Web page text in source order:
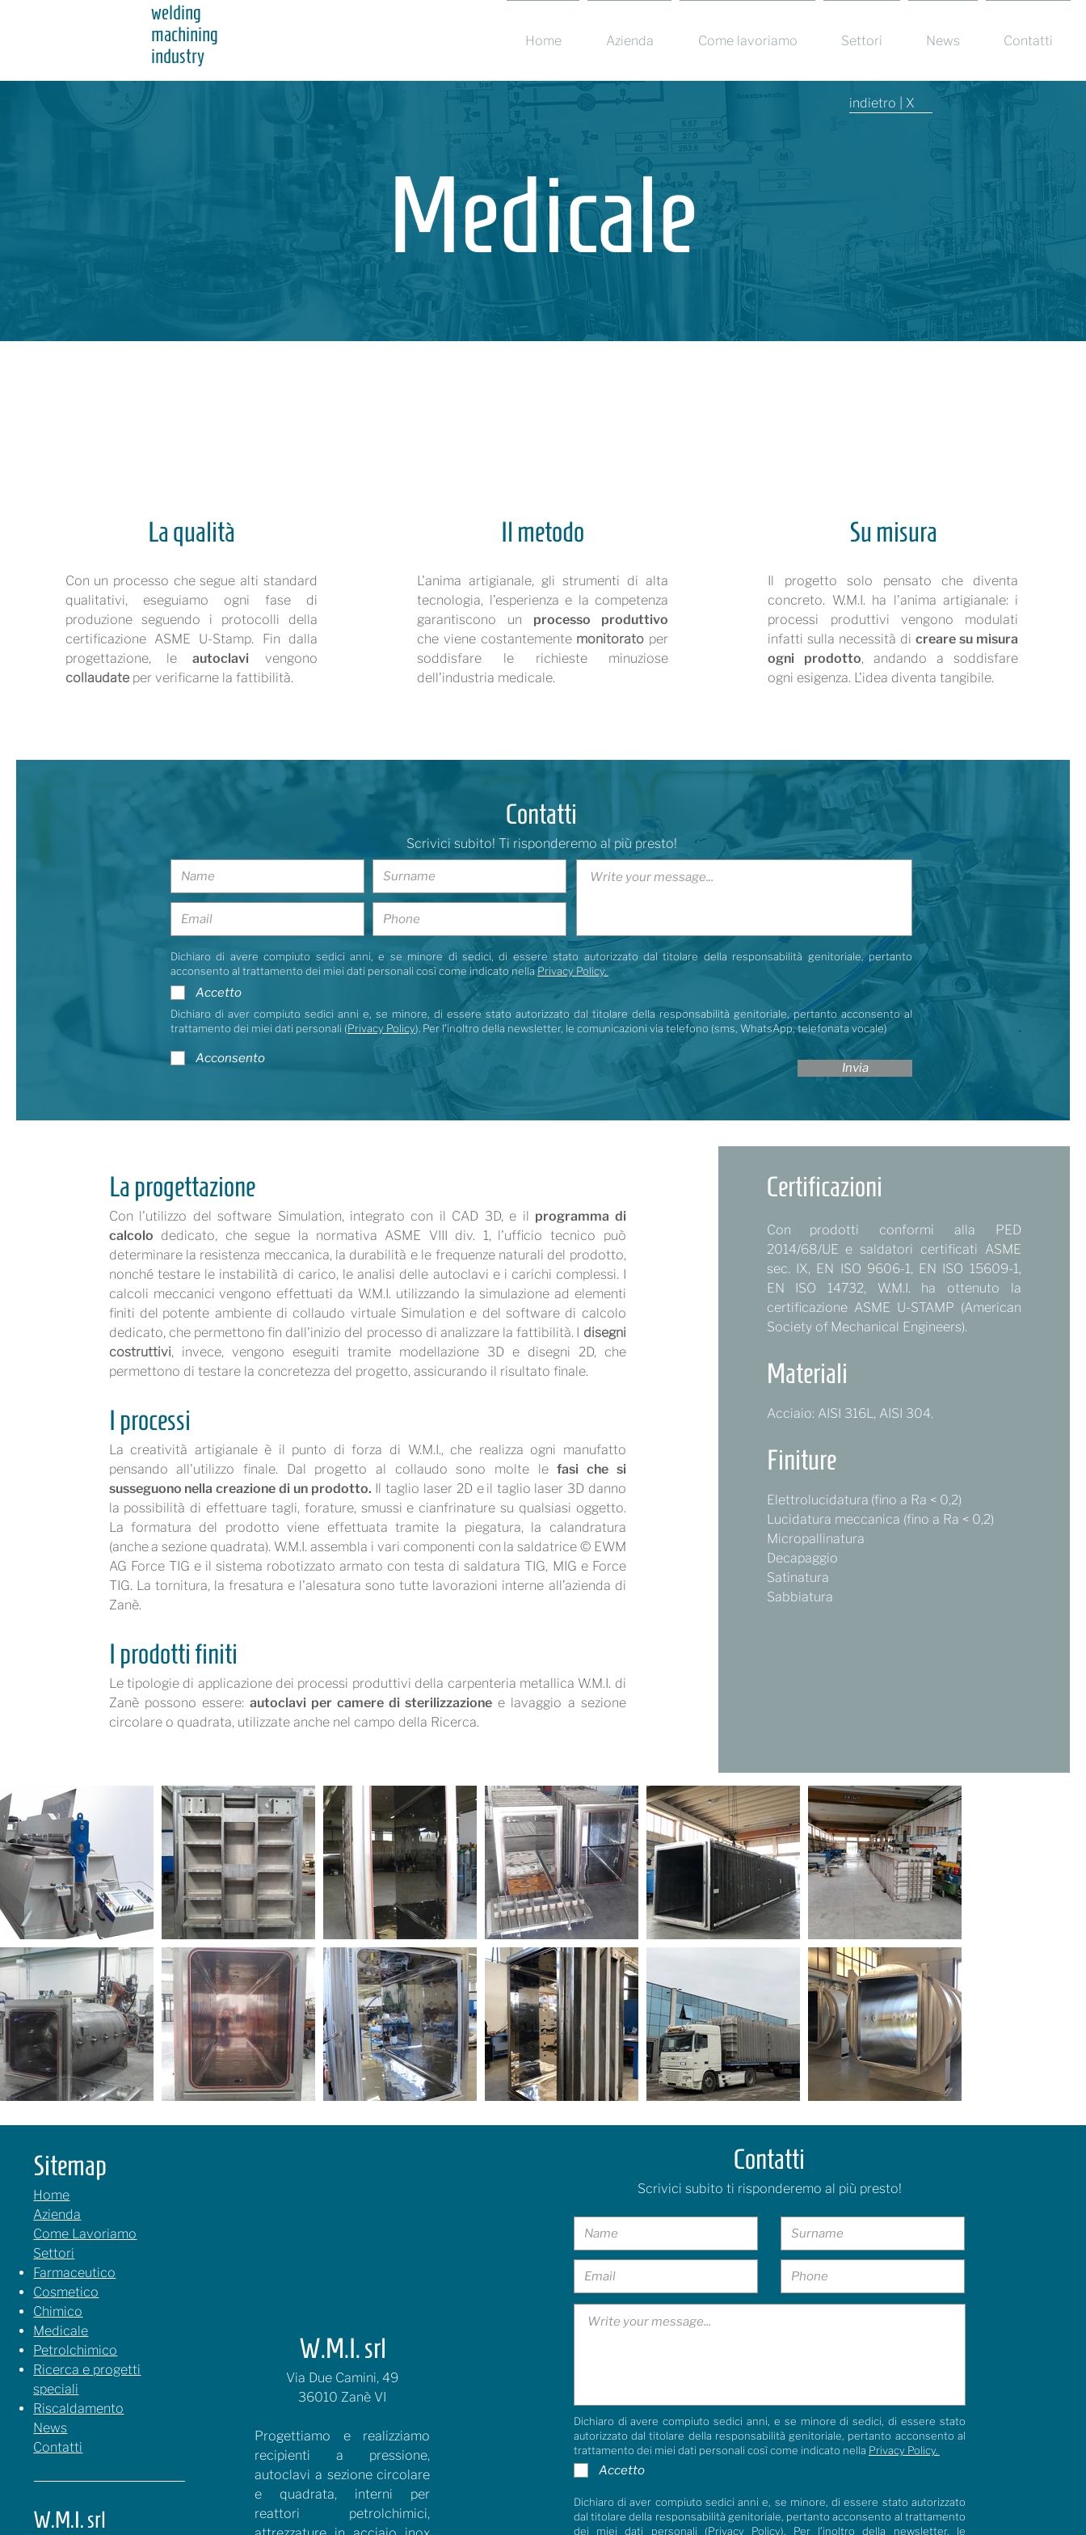
welding
machining
industry
Home Azienda Come lavoriamo Settori News Contatti
indietro | X
Medicale
La qualità
Con un processo che segue alti standard
qualitativi, eseguiamo ogni fase di
produzione seguendo i protocolli della
certificazione ASME U-Stamp. Fin dalla
progettazione, leautoclavi
vengono
collaudate per verificarne la fattibilità.
Il metodo
L'anima artigianale, gli strumenti di alta
tecnologia, l'esperienza e la competenza
garantiscono un processo produttivo
che viene costantemente monitorato per
soddisfare le richieste minuziose
dell'industria medicale.
Su misura
Il progetto solo pensato che diventa
concreto. W.M.I. ha l'anima artigianale: i
processi produttivi vengono modulati
infatti sulla necessità dicreare su misura
ogni prodotto, andando a soddisfare
ogni esigenza. L'idea diventa tangibile.
Contatti
Scrivici subito! Ti risponderemo al più presto!
Dichiaro di avere compiuto sedici anni, e se minore di sedici, di essere stato autorizzato dal titolare della responsabilità genitoriale, pertanto
acconsento al trattamento dei miei dati personali così come indicato nella Privacy Policy.
Accetto
Dichiaro di aver compiuto sedici anni e, se minore, di essere stato autorizzato dal titolare della responsabilità genitoriale, pertanto acconsento al
trattamento dei miei dati personali (Privacy Policy). Per l’inoltro della newsletter, le comunicazioni via telefono (sms, WhatsApp, telefonata vocale)
Acconsento
Invia
La progettazione
Con l'utilizzo del software Simulation, integrato con il CAD 3D, e il programma di
calcolo dedicato, che segue la normativa ASME VIII div. 1, l'ufficio tecnico può
determinare la resistenza meccanica, la durabilità e le frequenze naturali del prodotto,
nonché testare le instabilità di carico, le analisi delle autoclavi e i carichi complessi. I
calcoli meccanici vengono effettuati da W.M.I. utilizzando la simulazione ad elementi
finiti del potente ambiente di collaudo virtuale Simulation e del software di calcolo
dedicato, che permettono fin dall'inizio del processo di analizzare la fattibilità. I disegni
costruttivi, invece, vengono eseguiti tramite modellazione 3D e disegni 2D, che
permettono di testare la concretezza del progetto, assicurando il risultato finale.
I processi
La creatività artigianale è il punto di forza di W.M.I., che realizza ogni manufatto
pensando all'utilizzo finale. Dal progetto al collaudo sono molte lefasi che si
susseguono nella creazione di un prodotto. Il taglio laser 2D e il taglio laser 3D danno
la possibilità di effettuare tagli, forature, smussi e cianfrinature su qualsiasi oggetto.
La formatura del prodotto viene effettuata tramite la piegatura, la calandratura
(anche a sezione quadrata). W.M.I. assembla i vari componenti con la saldatrice © EWM
AG Force TIG e il sistema robotizzato armato con testa di saldatura TIG, MIG e Force
TIG. La tornitura, la fresatura e l'alesatura sono tutte lavorazioni interne all’azienda di
Zanè.
I prodotti finiti
Le tipologie di applicazione dei processi produttivi della carpenteria metallica W.M.I. di
Zanè possono essere: autoclavi per camere di sterilizzazione e lavaggio a sezione
circolare o quadrata, utilizzate anche nel campo della Ricerca.
Certificazioni
Con prodotti conformi alla PED
2014/68/UE e saldatori certificati ASME
sec. IX, EN ISO 9606-1, EN ISO 15609-1,
EN ISO 14732, W.M.I. ha ottenuto la
certificazione ASME U-STAMP (American
Society of Mechanical Engineers).
Materiali
Acciaio: AISI 316L, AISI 304.
Finiture
Elettrolucidatura (fino a Ra < 0,2)
Lucidatura meccanica (fino a Ra < 0,2)
Micropallinatura
Decapaggio
Satinatura
Sabbiatura
Sitemap
Home
Azienda
Come Lavoriamo
Settori
Farmaceutico
Cosmetico
Chimico
Medicale
Petrolchimico
Ricerca e progetti
speciali
Riscaldamento
News
Contatti
W.M.I. srl
W.M.I. srl
Via Due Camini, 49
36010 Zanè VI
Progettiamo e realizziamo
recipienti a pressione,
autoclavi a sezione circolare
e quadrata, interni per
reattori petrolchimici,
Contatti
Scrivici subito ti risponderemo al più presto!
Dichiaro di avere compiuto sedici anni, e se minore di sedici, di essere stato
autorizzato dal titolare della responsabilità genitoriale, pertanto acconsento al
trattamento dei miei dati personali così come indicato nella Privacy Policy.
Accetto
Dichiaro di aver compiuto sedici anni e, se minore, di essere stato autorizzato
dal titolare della responsabilità genitoriale, pertanto acconsento al trattamento
dei miei dati personali (Privacy Policy). Per l’inoltro della newsletter, le